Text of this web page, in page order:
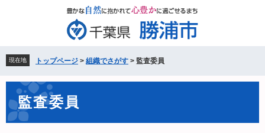
先
頭
で
を
飛
ば
本
現在地 トップページ > 組織でさがす > 監査委員
文 監査委員